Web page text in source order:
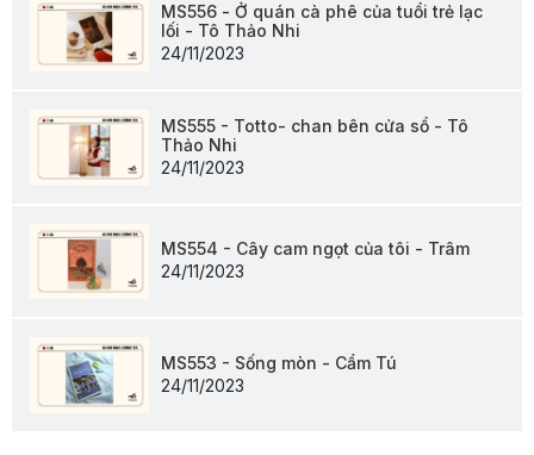
MS556 - Ở quán cà phê của tuổi trẻ lạc
lối - Tô Thảo Nhi
24/11/2023
MS555 - Totto- chan bên cửa sổ - Tô
Thảo Nhi
24/11/2023
MS554 - Cây cam ngọt của tôi - Trâm
24/11/2023
MS553 - Sống mòn - Cẩm Tú
24/11/2023